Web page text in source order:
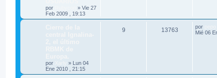
por » Vie 27
Feb 2009 , 19:13
por » Lun 04
Ene 2010 , 21:15
9 13763 por
Mié 06